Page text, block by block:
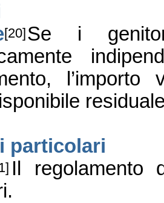
[20]Se i
particolari
Il regolamento